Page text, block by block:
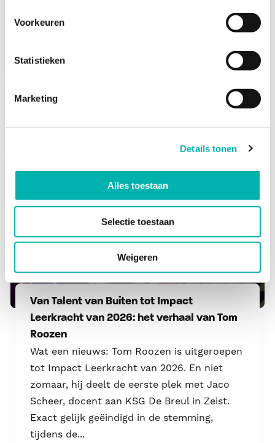
Voorkeuren
Statistieken
Marketing
Details tonen
Alles toestaan
Selectie toestaan
Weigeren
Dit vind je misschien ook
het einde van het...
Van Talent van Buiten tot Impact
Leerkracht van 2026: het verhaal van Tom
Roozen
Wat een nieuws: Tom Roozen is uitgeroepen
tot Impact Leerkracht van 2026. En niet
zomaar, hij deelt de eerste plek met Jaco
Scheer, docent aan KSG De Breul in Zeist.
Exact gelijk geëindigd in de stemming,
tijdens de...